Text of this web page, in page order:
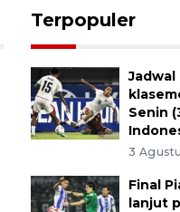
Terpopuler
Senin
3
Final
lanjut